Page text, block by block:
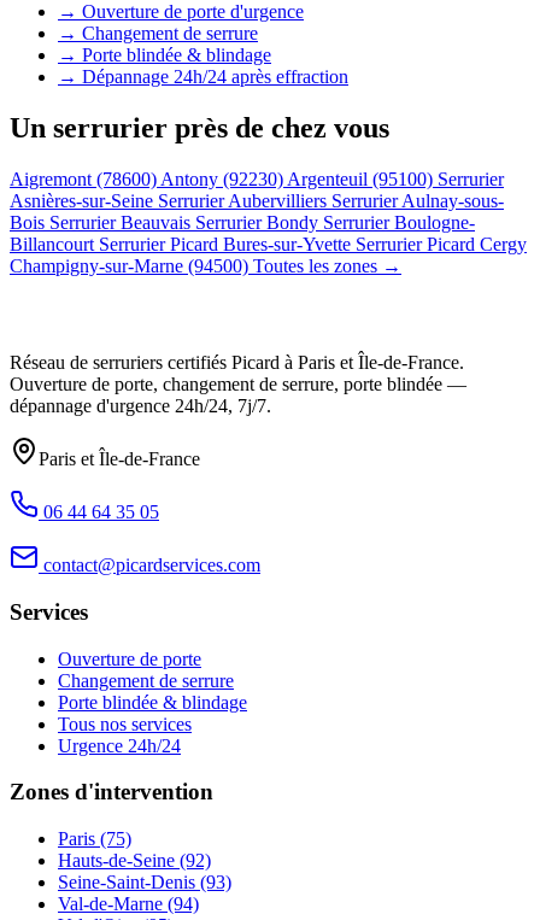
→ Ouverture de porte d'urgence
→ Changement de serrure
→ Porte blindée & blindage
→ Dépannage 24h/24 après effraction
Un serrurier près de chez vous
Aigremont (78600) Antony (92230) Argenteuil (95100) Serrurier
Asnières-sur-Seine Serrurier Aubervilliers Serrurier Aulnay-sous-
Bois Serrurier Beauvais Serrurier Bondy Serrurier Boulogne-
Billancourt Serrurier Picard Bures-sur-Yvette Serrurier Picard Cergy
Champigny-sur-Marne (94500) Toutes les zones →
Réseau de serruriers certifiés Picard à Paris et Île-de-France.
Ouverture de porte, changement de serrure, porte blindée —
dépannage d'urgence 24h/24, 7j/7.
Paris et Île-de-France
06 44 64 35 05
contact@picardservices.com
Services
Ouverture de porte
Changement de serrure
Porte blindée & blindage
Tous nos services
Urgence 24h/24
Zones d'intervention
Paris (75)
Hauts-de-Seine (92)
Seine-Saint-Denis (93)
Val-de-Marne (94)